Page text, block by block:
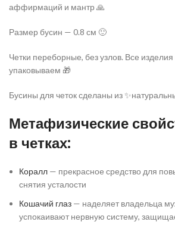
аффирмаций и мантр 🙏
Размер бусин — 0.8 см 🙂
Четки переборные, без узлов. Все изделия
упаковываем 🎁
Бусины для четок сделаны из
Метафизические
в четках:
Коралл — прекрасное средство для
снятия усталости
Кошачий глаз — наделяет владельца
успокаивают нервную систему,